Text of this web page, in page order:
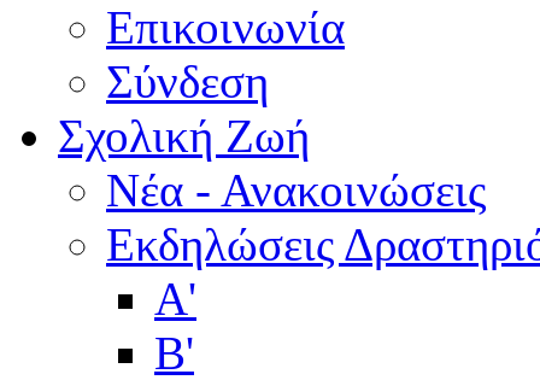
Επικοινωνία
Σύνδεση
Σχολική Ζωή
Νέα - Ανακοινώσεις
Εκδηλώσεις
Α'
Β'